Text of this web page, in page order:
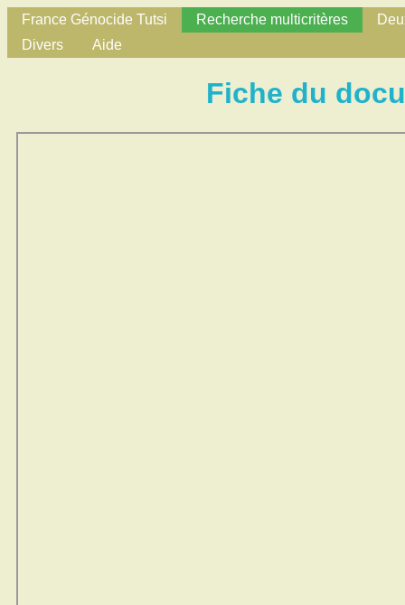
France Génocide Tutsi Recherche multicritères
Divers
Aide
Fiche du